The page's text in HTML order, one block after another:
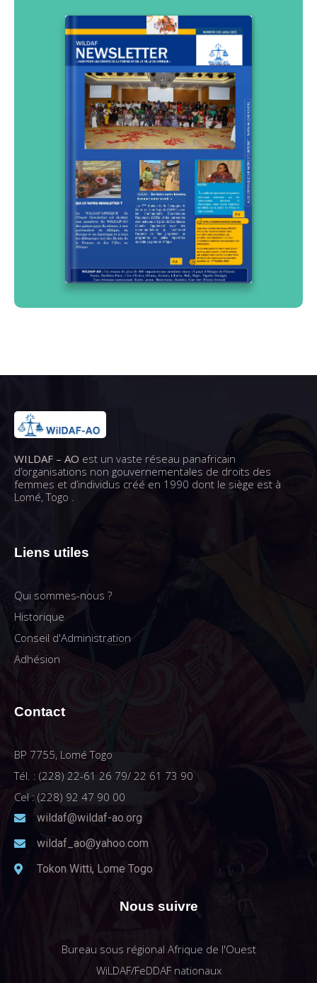
WILDAF – AO est un vaste réseau panafricain
d’organisations non gouvernementales de droits des
femmes et d’individus créé en 1990 dont le siège est à
Lomé, Togo .
Liens utiles
Qui sommes-nous ?
Historique
Conseil d'Administration
Adhésion
Contact
BP 7755, Lomé Togo
Tél. : (228) 22-61 26 79/ 22 61 73 90
Cel : (228) 92 47 90 00
wildaf@wildaf-ao.org
wildaf_ao@yahoo.com
Tokon Witti, Lome Togo
Nous suivre
Bureau sous régional Afrique de l'Ouest
WiLDAF/FeDDAF nationaux